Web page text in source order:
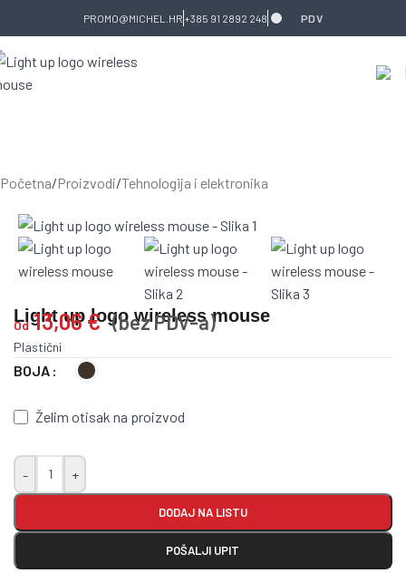
Skip to navigationSkip to main content
PROMO@MICHEL.HR +385 91 2892 248 PDV
Početna/Proizvodi/Tehnologija i elektronika
Light up logo wireless mouse
Od 13,06€ (bez PDV-a)
Plastični
BOJA
Želim otisak na proizvod
- +
DODAJ NA LISTU
POŠALJI UPIT